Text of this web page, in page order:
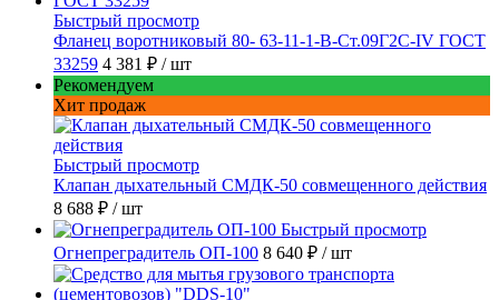
Быстрый просмотр
Фланец воротниковый 80- 63-11-1-B-Ст.09Г2С-IV ГОСТ
33259 4 381 ₽ / шт
Рекомендуем
Хит продаж
Быстрый просмотр
Клапан дыхательный СМДК-50 совмещенного действия
8 688 ₽ / шт
Быстрый просмотр
Огнепреградитель ОП-100 8 640 ₽ / шт